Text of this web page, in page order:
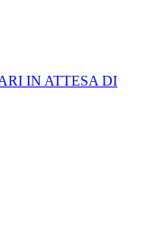
IN ATTESA DI